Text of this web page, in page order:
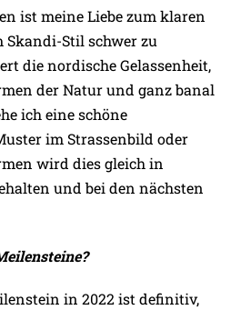
ist meine Liebe zum klaren
Skandi-Stil schwer zu
die nordische Gelassenheit,
der Natur und ganz banal
ich eine schöne
im Strassenbild oder
wird dies gleich in
und bei den nächsten
in 2022 ist definitiv,